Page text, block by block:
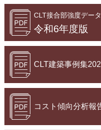
CLT接合部強度デー
令和6年度版
CLT建築事例集
コスト傾向分析報